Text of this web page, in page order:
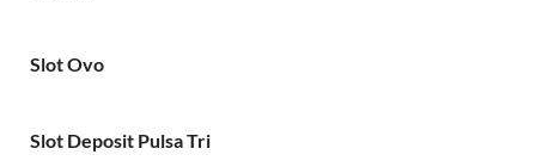
Slot Ovo
Slot Deposit Pulsa Tri